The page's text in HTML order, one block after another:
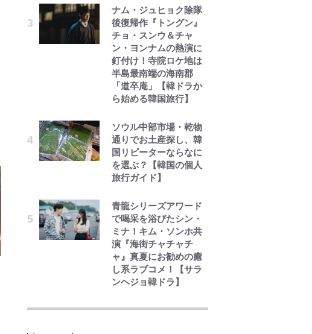
ナム・ジュヒョク除隊
後復帰作『トングン』
チョ・スンウ＆チャ
ン・ヨンナムの熱演に
釘付け！寺院ロケ地は
半島最南端の海南郡
「道卒庵」【韓ドラか
ら始める韓国旅行】
ソウル中部市場・乾物
通りでお土産探し、韓
国リピーターならなに
を選ぶ？【韓国の個人
旅行ガイド】
青龍シリーズアワード
で喝采を浴びたシン・
ミナ！キム・ソンホ共
演『海街チャチャチ
ャ』真夏にお勧めの癒
し系ラブコメ！【サラ
ンヘジョ韓ドラ】